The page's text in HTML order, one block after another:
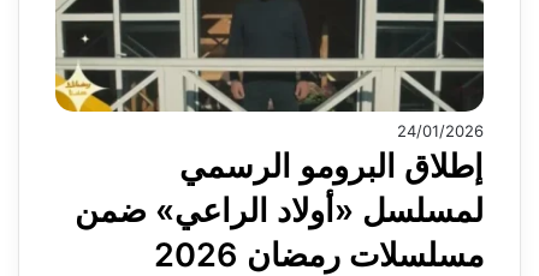
24/01/2026
إطلاق البرومو الرسمي
لمسلسل «أولاد الراعي» ضمن
مسلسلات رمضان 2026